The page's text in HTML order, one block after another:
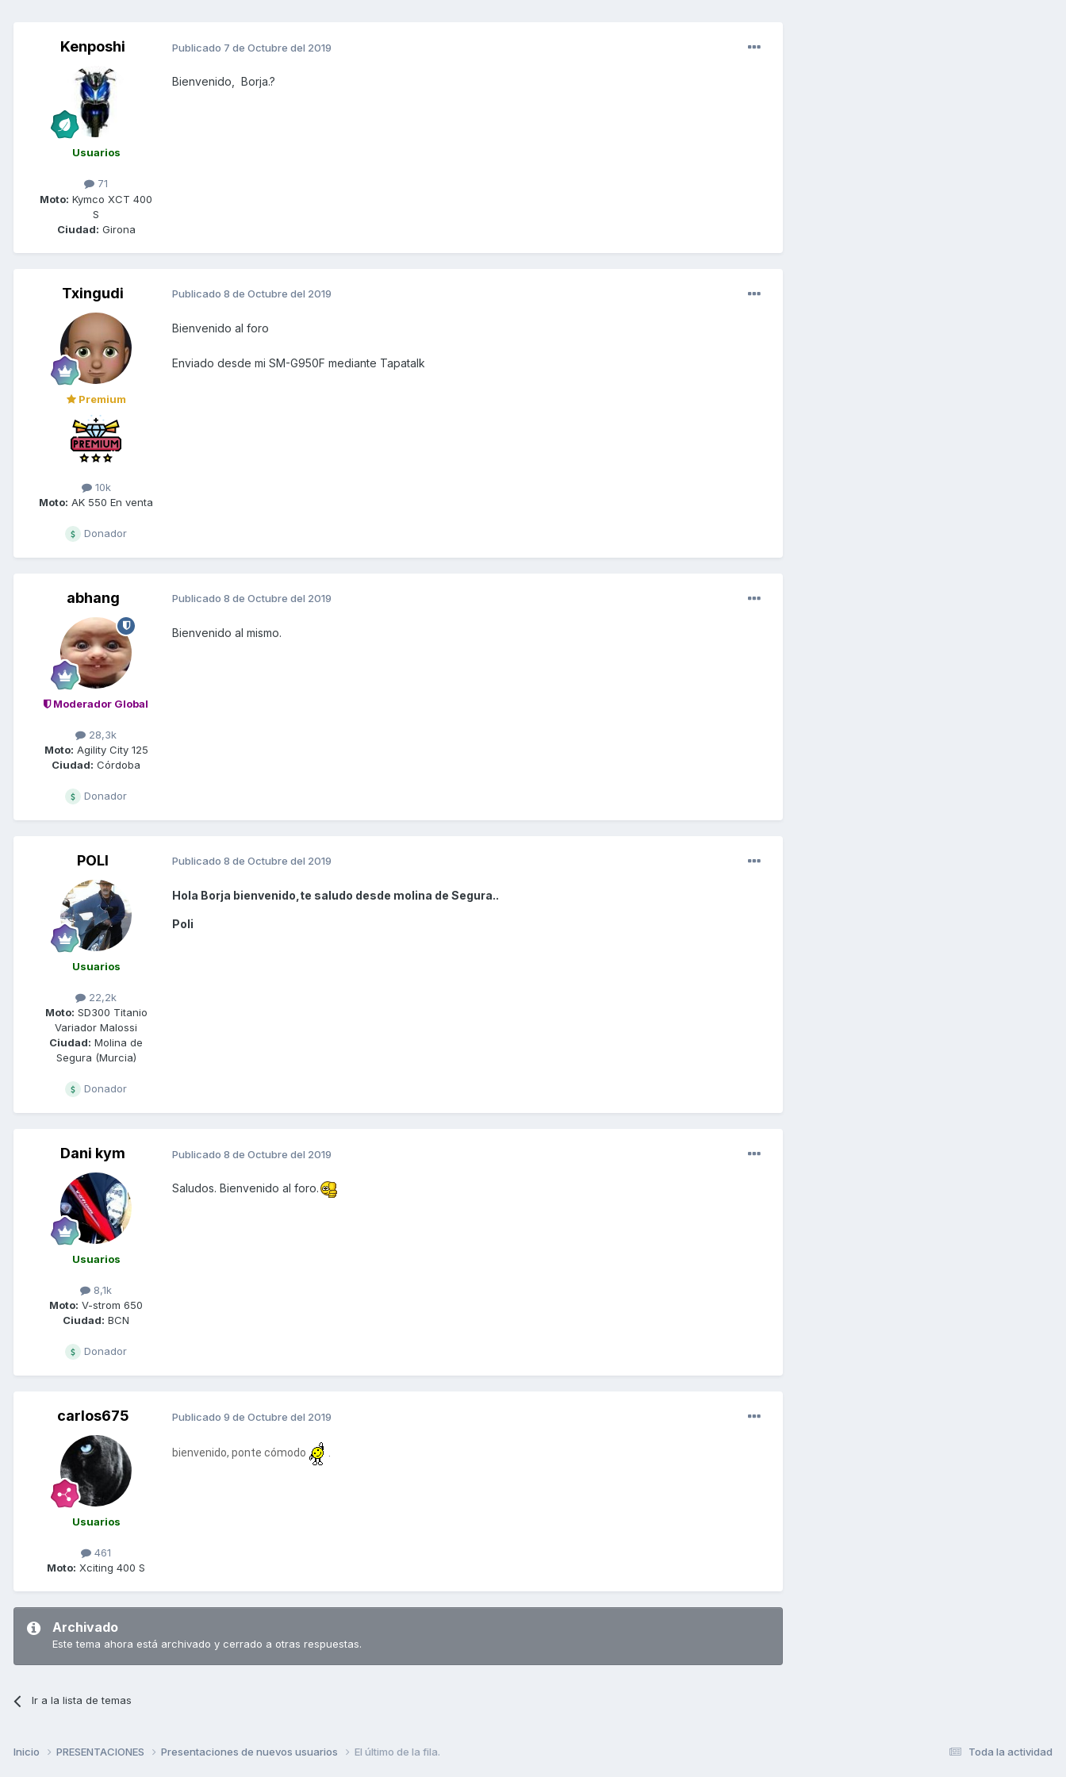
Kenposhi
Usuarios
71
Moto: Kymco XCT 400
S
Ciudad: Girona
Publicado 7 de Octubre del 2019
Bienvenido, Borja.?
Txingudi
Premium
10k
Moto: AK 550 En venta
Donador
Publicado 8 de Octubre del 2019
Bienvenido al foro
Enviado desde mi SM-G950F mediante Tapatalk
abhang
Moderador Global
28,3k
Moto: Agility City 125
Ciudad: Córdoba
Donador
Publicado 8 de Octubre del 2019
Bienvenido al mismo.
POLI
Usuarios
22,2k
Moto: SD300 Titanio
Variador Malossi
Ciudad: Molina de
Segura (Murcia)
Donador
Publicado 8 de Octubre del 2019
Hola Borja bienvenido,te saludo desde molina de Segura..
Poli
Dani kym
Usuarios
8,1k
Moto: V-strom 650
Ciudad: BCN
Donador
Publicado 8 de Octubre del 2019
Saludos. Bienvenido al foro.
carlos675
Usuarios
461
Moto: Xciting 400 S
Publicado 9 de Octubre del 2019
bienvenido, ponte cómodo .
Archivado
Este tema ahora está archivado y cerrado a otras respuestas.
Ir a la lista de temas
Toda la actividad
Inicio PRESENTACIONES Presentaciones de nuevos usuarios El último de la fila.